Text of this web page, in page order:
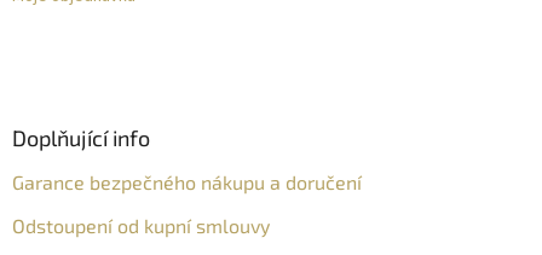
Doplňující info
Garance bezpečného nákupu a doručení
Odstoupení od kupní smlouvy